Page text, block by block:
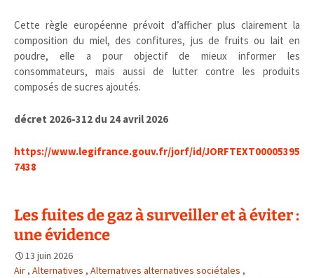
Cette règle européenne prévoit d’afficher plus clairement la
composition du miel, des confitures, jus de fruits ou lait en
poudre, elle a pour objectif de mieux informer les
consommateurs, mais aussi de lutter contre les produits
composés de sucres ajoutés.
décret 2026-312 du 24 avril 2026
https://www.legifrance.gouv.fr/jorf/id/JORFTEXT00005395
7438
Les fuites de gaz à surveiller et à éviter :
une évidence
13 juin 2026
Air , Alternatives , Alternatives alternatives sociétales ,